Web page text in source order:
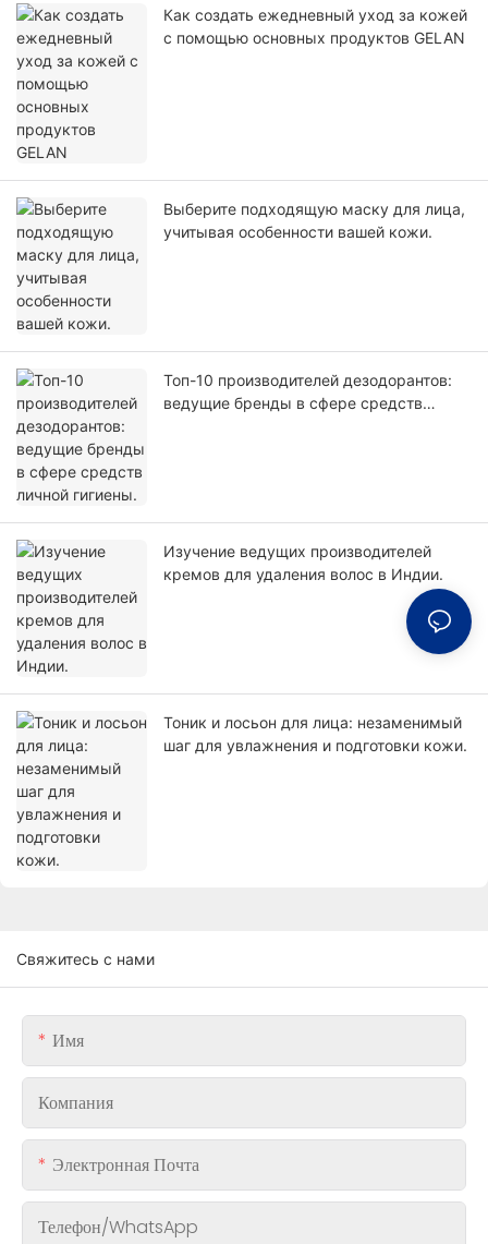
Как создать ежедневный уход за кожей
с помощью основных продуктов GELAN
Выберите подходящую маску для лица,
учитывая особенности вашей кожи.
Топ-10 производителей дезодорантов:
ведущие бренды в сфере средств
Изучение ведущих производителей
кремов для удаления волос в Индии.
Тоник и лосьон для лица: незаменимый
шаг для увлажнения и подготовки кожи.
Свяжитесь с нами
Имя
Компания
Электронная Почта
Телефон/WhatsApp